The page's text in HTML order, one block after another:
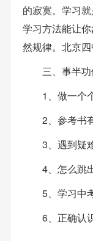
的寂寞。学习
学习方法能让
然规律。北京四
三、事半
1、做一个
2、参考书
3、遇到疑
4、怎么跳
5、学习中
6、正确认